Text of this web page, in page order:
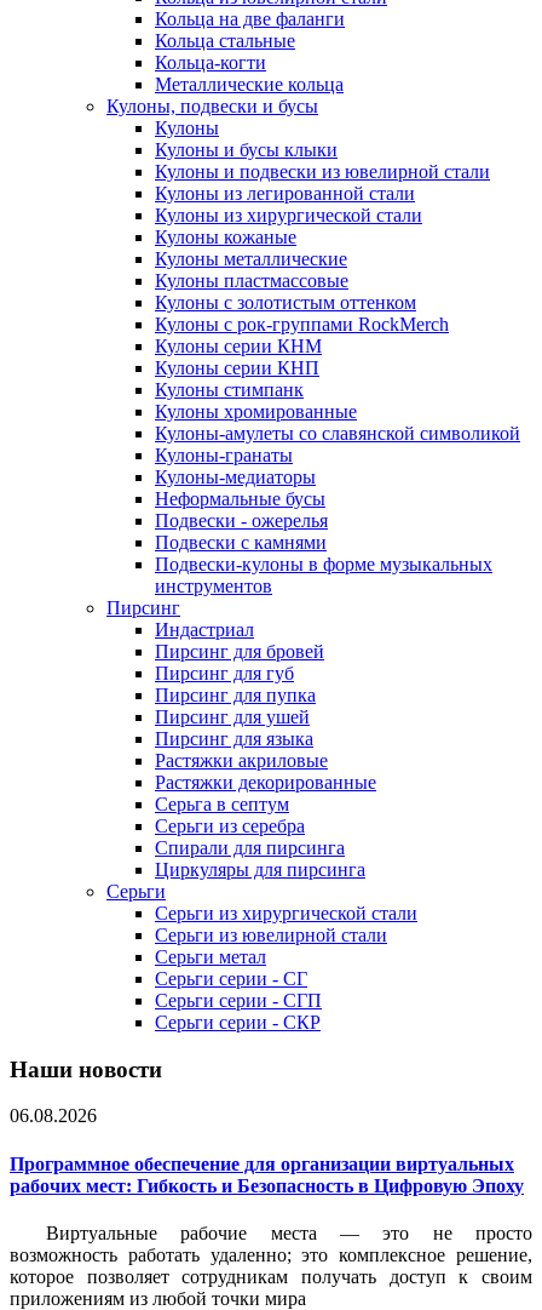
Кольца на две фаланги
Кольца стальные
Кольца-когти
Металлические кольца
Кулоны, подвески и бусы
Кулоны
Кулоны и бусы клыки
Кулоны и подвески из ювелирной стали
Кулоны из легированной стали
Кулоны из хирургической стали
Кулоны кожаные
Кулоны металлические
Кулоны пластмассовые
Кулоны с золотистым оттенком
Кулоны с рок-группами RockMerch
Кулоны серии КНМ
Кулоны серии КНП
Кулоны стимпанк
Кулоны хромированные
Кулоны-амулеты со славянской символикой
Кулоны-гранаты
Кулоны-медиаторы
Неформальные бусы
Подвески - ожерелья
Подвески с камнями
Подвески-кулоны в форме музыкальных
инструментов
Пирсинг
Индастриал
Пирсинг для бровей
Пирсинг для губ
Пирсинг для пупка
Пирсинг для ушей
Пирсинг для языка
Растяжки акриловые
Растяжки декорированные
Серьга в септум
Серьги из серебра
Спирали для пирсинга
Циркуляры для пирсинга
Серьги
Серьги из хирургической стали
Серьги из ювелирной стали
Серьги метал
Серьги серии - СГ
Серьги серии - СГП
Серьги серии - СКР
Наши новости
06.08.2026
Программное обеспечение для организации виртуальных
рабочих мест: Гибкость и Безопасность в Цифровую Эпоху
Виртуальные рабочие места — это не просто
возможность работать удаленно; это комплексное решение,
которое позволяет сотрудникам получать доступ к своим
приложениям из любой точки мира